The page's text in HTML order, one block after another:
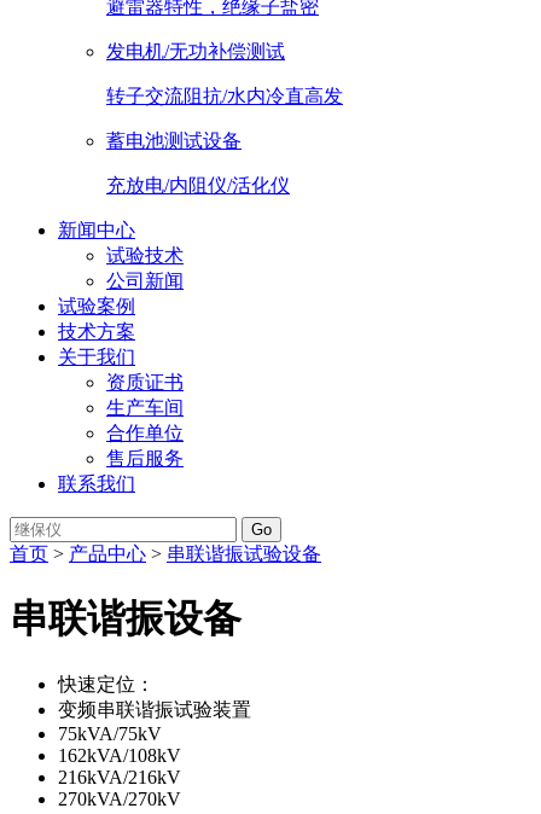
避雷器特性，绝缘子盐密
发电机/无功补偿测试
转子交流阻抗/水内冷直高发
蓄电池测试设备
充放电/内阻仪/活化仪
新闻中心
试验技术
公司新闻
试验案例
技术方案
关于我们
资质证书
生产车间
合作单位
售后服务
联系我们
Go
首页 > 产品中心 > 串联谐振试验设备
串联谐振设备
快速定位：
变频串联谐振试验装置
75kVA/75kV
162kVA/108kV
216kVA/216kV
270kVA/270kV